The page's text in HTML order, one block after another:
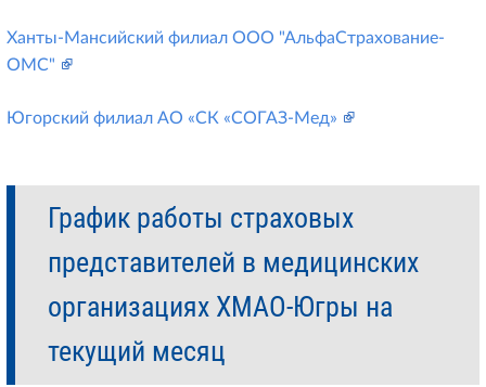
Ханты-Мансийский филиал ООО "АльфаСтрахование-
ОМС"
Югорский филиал АО «СК «СОГАЗ-Мед»
График работы страховых
представителей в медицинских
организациях ХМАО-Югры на
текущий месяц